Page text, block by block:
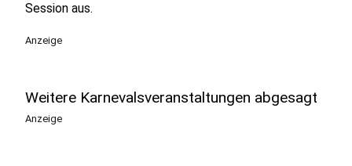
Session aus.
Anzeige
Weitere Karnevalsveranstaltungen abgesagt
Anzeige